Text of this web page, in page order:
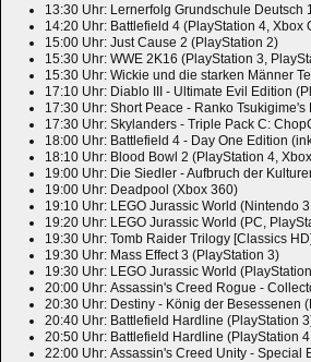
13:30 Uhr: Lernerfolg Grundschule Deutsch
14:20 Uhr: Battlefield 4 (PlayStation 4, Xbox
15:00 Uhr: Just Cause 2 (PlayStation 2)
15:30 Uhr: WWE 2K16 (PlayStation 3,
15:30 Uhr: Wickie und die starken Männer
17:10 Uhr: Diablo III - Ultimate Evil Edition
17:30 Uhr: Short Peace - Ranko
17:30 Uhr: Skylanders - Triple Pack C:
18:00 Uhr: Battlefield 4 - Day One Edition
18:10 Uhr: Blood Bowl 2 (PlayStation 4,
19:00 Uhr: Die Siedler - Aufbruch der
19:00 Uhr: Deadpool (Xbox 360)
19:10 Uhr: LEGO Jurassic World (Nintendo
19:20 Uhr: LEGO Jurassic World (PC,
19:30 Uhr: Tomb Raider Trilogy [Classics
19:30 Uhr: Mass Effect 3 (PlayStation 3)
19:30 Uhr: LEGO Jurassic World
20:00 Uhr: Assassin's Creed Rogue -
20:30 Uhr: Destiny - König der Besessenen
20:40 Uhr: Battlefield Hardline (PlayStation
20:50 Uhr: Battlefield Hardline (PlayStation
22:00 Uhr: Assassin's Creed Unity - Special